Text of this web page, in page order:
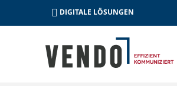
DIGITALE LÖSUNGEN